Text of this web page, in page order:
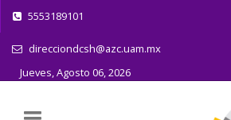
5553189101
direcciondcsh@azc.uam.mx
Jueves, Agosto 06, 2026